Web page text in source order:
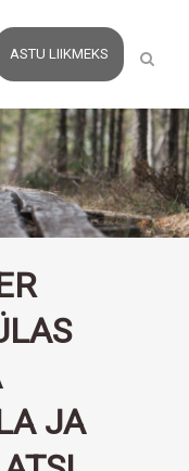
ASTU LIIKMEKS
JA